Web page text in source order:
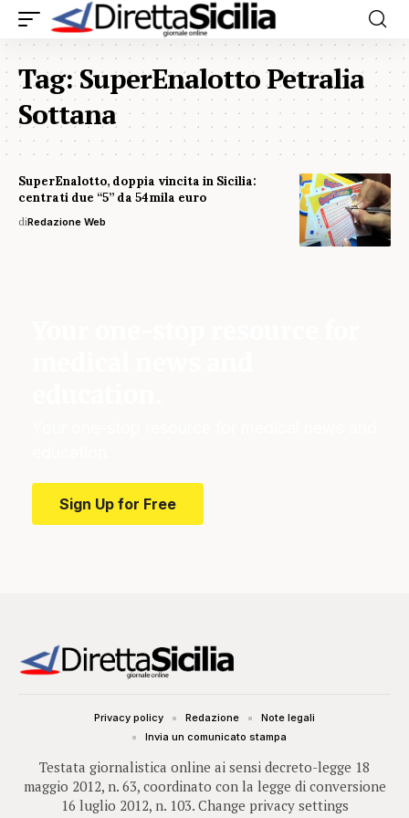
Tag:SuperEnalotto Petralia
Sottana
SuperEnalotto, doppia vincita in Sicilia:
centrati due “5” da 54mila euro
diRedazione Web
Sign Up for Free
Testata giornalistica online ai sensi decreto-legge 18
maggio 2012, n. 63, coordinato con la legge di conversione
16 luglio 2012, n. 103. Change privacy settings
Privacy policy Redazione
Note legali
Invia un comunicato stampa